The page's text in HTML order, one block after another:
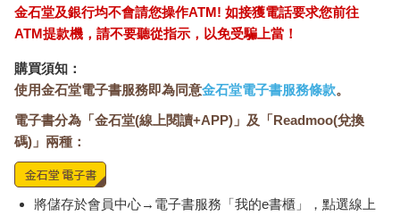
金石堂及銀行均不會請您操作ATM! 如接獲電話要求您前往
ATM提款機，請不要聽從指示，以免受騙上當！
購買須知：
使用金石堂電子書服務即為同意金石堂電子書服務條款。
電子書分為「金石堂(線上閱讀+APP)」及「Readmoo(兌換
碼)」兩種：
將儲存於會員中心→電子書服務「我的e書櫃」，點選線上